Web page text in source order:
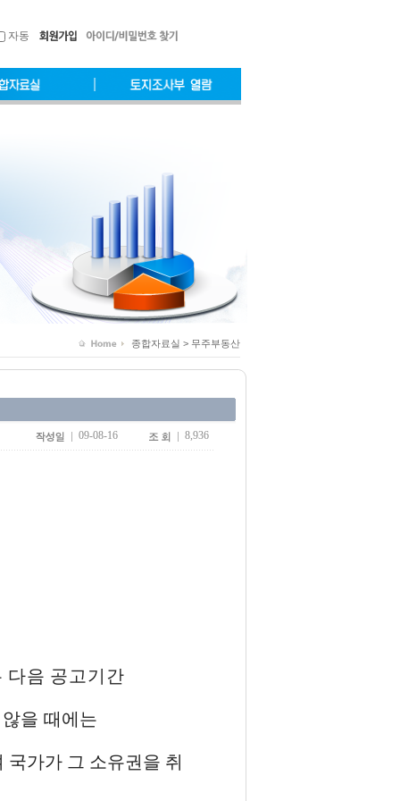
자동
종합자료실 > 무주부동산
09-08-16 8,936
다음 공고기간
을 때에는
가가 그 소유권을 취